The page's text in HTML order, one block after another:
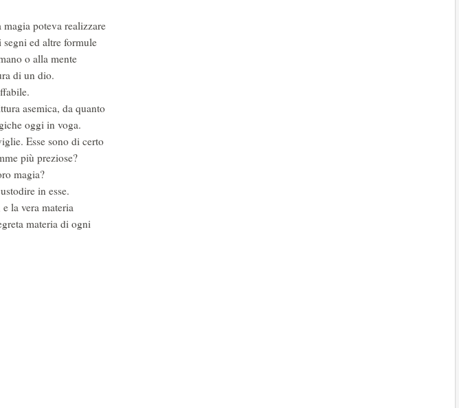
poteva realizzare
segni ed altre formule
o alla mente
di un dio.
asemica, da quanto
oggi in voga.
Esse sono di certo
più preziose?
magia?
in esse.
la vera materia
materia di ogni